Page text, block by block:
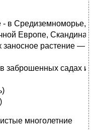
- в Средиземноморье,
Европе,
заносное растение — в
заброшенных садах и
многолетние